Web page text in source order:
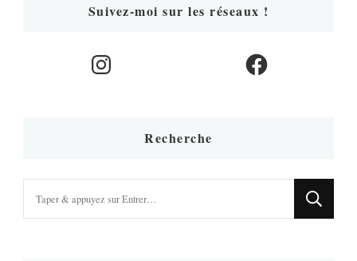
Suivez-moi sur les réseaux !
Instagram Facebook
Recherche
recherchiez